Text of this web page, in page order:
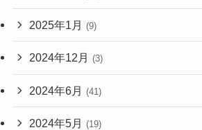
2025年1月 (9)
2024年12月 (3)
2024年6月 (41)
2024年5月 (19)